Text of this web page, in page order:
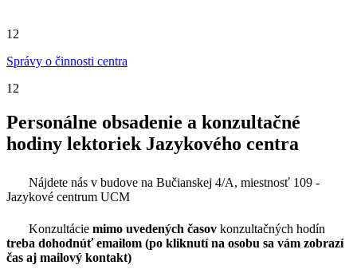
12
Správy o činnosti centra
12
Personálne obsadenie a konzultačné
hodiny lektoriek Jazykového centra
Nájdete nás v budove na Bučianskej 4/A, miestnosť 109 -
Jazykové centrum UCM
Konzultácie mimo uvedených časov konzultačných hodín
treba dohodnúť emailom (po kliknutí na osobu sa vám zobrazí
čas aj mailový kontakt)